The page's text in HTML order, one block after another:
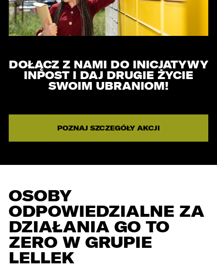
DOŁĄCZ Z NAMI DO INICJATYWY
INPOST I DAJ DRUGIE ŻYCIE
SWOIM UBRANIOM!
POZNAJ SZCZEGÓŁY AKCJI
OSOBY
ODPOWIEDZIALNE ZA
DZIAŁANIA GO TO
ZERO W GRUPIE
LELLEK
SKOPIUJ LINK